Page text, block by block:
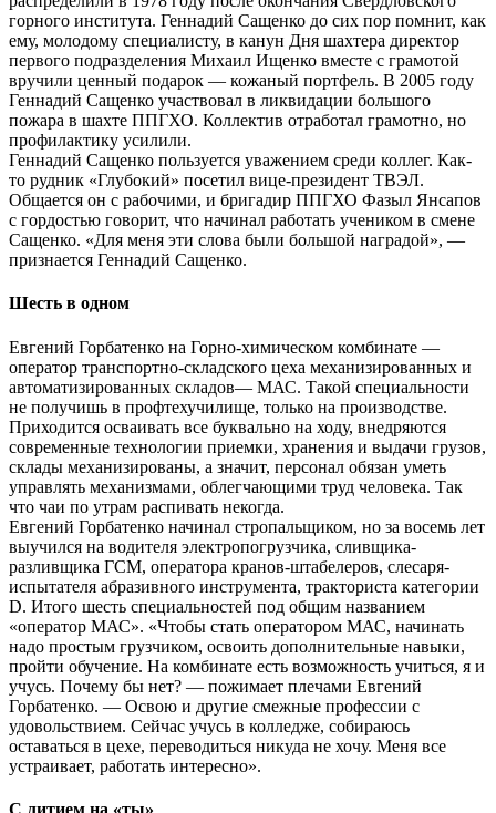
горного института. Геннадий Сащенко до сих пор помнит, как
ему, молодому специалисту, в канун Дня шахтера директор
первого подразделения Михаил Ищенко вместе с грамотой
вручили ценный подарок — кожаный портфель. В 2005 году
Геннадий Сащенко участвовал в ликвидации большого
пожара в шахте ППГХО. Коллектив отработал грамотно, но
профилактику усилили.
Геннадий Сащенко пользуется уважением среди коллег. Как-
то рудник «Глубокий» посетил вице-президент ТВЭЛ.
Общается он с рабочими, и бригадир ППГХО Фазыл Янсапов
с гордостью говорит, что начинал работать учеником в смене
Сащенко. «Для меня эти слова были большой наградой», —
признается Геннадий Сащенко.
Шесть в одном
Евгений Горбатенко на Горно-химическом комбинате —
оператор транспортно-складского цеха механизированных и
автоматизированных складов— МАС. Такой специальности
не получишь в профтехучилище, только на производстве.
Приходится осваивать все буквально на ходу, внедряются
современные технологии приемки, хранения и выдачи грузов,
склады механизированы, а значит, персонал обязан уметь
управлять механизмами, облегчающими труд человека. Так
что чаи по утрам распивать некогда.
Евгений Горбатенко начинал стропальщиком, но за восемь лет
выучился на водителя электропогрузчика, сливщика-
разливщика ГСМ, оператора кранов-штабелеров, слесаря-
испытателя абразивного инструмента, тракториста категории
D. Итого шесть специальностей под общим названием
«оператор МАС». «Чтобы стать оператором МАС, начинать
надо простым грузчиком, освоить дополнительные навыки,
пройти обучение. На комбинате есть возможность учиться, я и
учусь. Почему бы нет? — пожимает плечами Евгений
Горбатенко. — Освою и другие смежные профессии с
удовольствием. Сейчас учусь в колледже, собираюсь
оставаться в цехе, переводиться никуда не хочу. Меня все
устраивает, работать интересно».
С литием на «ты»